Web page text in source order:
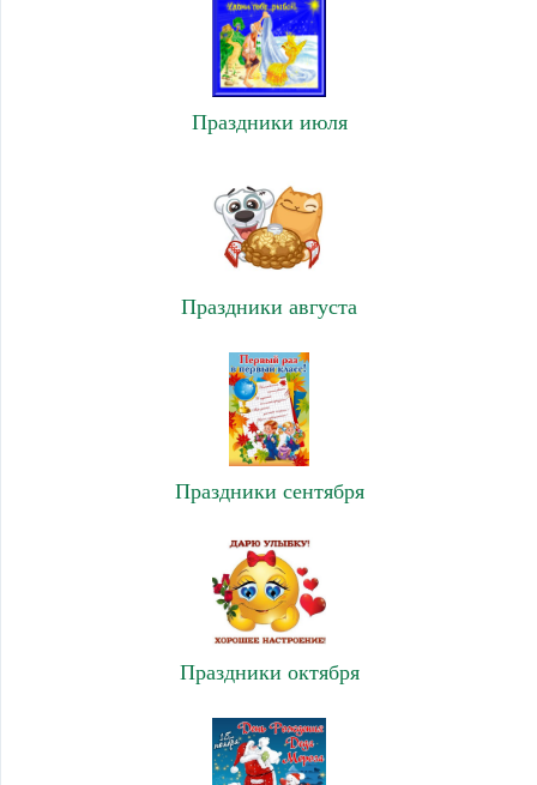
Праздники июля
Праздники августа
Праздники сентября
Праздники октября